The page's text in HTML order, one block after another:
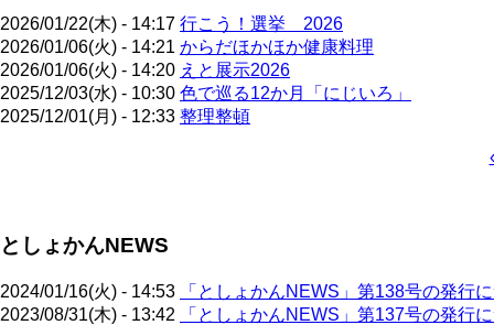
2026/01/22(木) - 14:17 行こう！選挙 2026
2026/01/06(火) - 14:21 からだほかほか健康料理
2026/01/06(火) - 14:20 えと展示2026
2025/12/03(水) - 10:30 色で巡る12か月「にじいろ」
2025/12/01(月) - 12:33 整理整頓
送
としょかんNEWS
2024/01/16(火) - 14:53
「としょかんNEWS」第138号の発行
2023/08/31(木) - 13:42
「としょかんNEWS」第137号の発行